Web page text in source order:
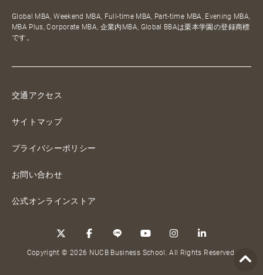
Global MBA, Weekend MBA, Full-time MBA, Part-time MBA, Evening MBA,
MBA Plus, Corporate MBA, 企業内MBA, Global BBAは栗本学園の登録商標
です。
交通アクセス
サイトマップ
プライバシーポリシー
お問い合わせ
公式オンラインストア
Copyright © 2026 NUCB Business School. All Rights Reserved.